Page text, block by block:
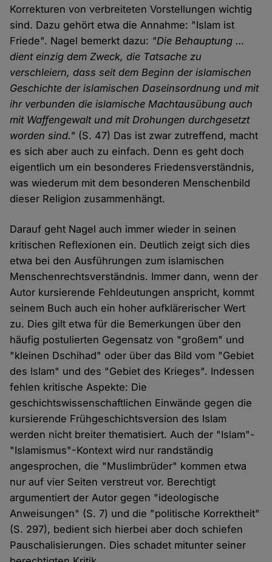
Korrekturen von verbreiteten Vorstellungen wichtig
sind. Dazu gehört etwa die Annahme: "Islam ist
Friede". Nagel bemerkt dazu: "Die Behauptung …
dient einzig dem Zweck, die Tatsache zu
verschleiern, dass seit dem Beginn der islamischen
Geschichte der islamischen Daseinsordnung und mit
ihr verbunden die islamische Machtausübung auch
mit Waffengewalt und mit Drohungen durchgesetzt
worden sind." (S. 47) Das ist zwar zutreffend, macht
es sich aber auch zu einfach. Denn es geht doch
eigentlich um ein besonderes Friedensverständnis,
was wiederum mit dem besonderen Menschenbild
dieser Religion zusammenhängt.
Darauf geht Nagel auch immer wieder in seinen
kritischen Reflexionen ein. Deutlich zeigt sich dies
etwa bei den Ausführungen zum islamischen
Menschenrechtsverständnis. Immer dann, wenn der
Autor kursierende Fehldeutungen anspricht, kommt
seinem Buch auch ein hoher aufklärerischer Wert
zu. Dies gilt etwa für die Bemerkungen über den
häufig postulierten Gegensatz von "großem" und
"kleinen Dschihad" oder über das Bild vom "Gebiet
des Islam" und des "Gebiet des Krieges". Indessen
fehlen kritische Aspekte: Die
geschichtswissenschaftlichen Einwände gegen die
kursierende Frühgeschichtsversion des Islam
werden nicht breiter thematisiert. Auch der "Islam"-
"Islamismus"-Kontext wird nur randständig
angesprochen, die "Muslimbrüder" kommen etwa
nur auf vier Seiten verstreut vor. Berechtigt
argumentiert der Autor gegen "ideologische
Anweisungen" (S. 7) und die "politische Korrektheit"
(S. 297), bedient sich hierbei aber doch schiefen
Pauschalisierungen. Dies schadet mitunter seiner